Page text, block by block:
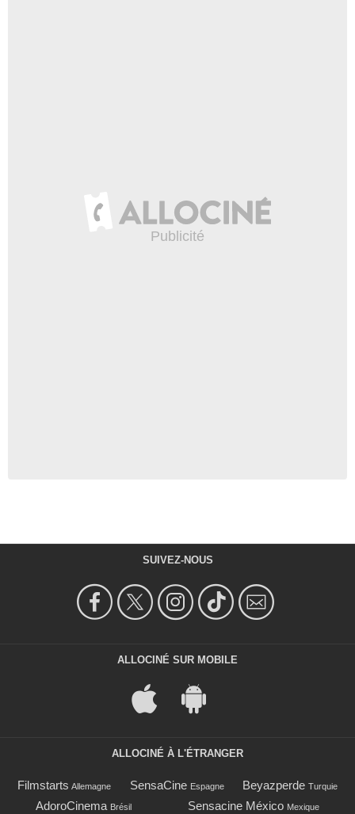
SUIVEZ-NOUS
ALLOCINÉ SUR MOBILE
ALLOCINÉ À L'ÉTRANGER
Filmstarts Allemagne SensaCine Espagne Beyazperde Turquie
AdoroCinema Brésil Sensacine México Mexique